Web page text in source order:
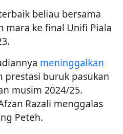
beliau bersama
mara ke final Unifi Piala
meninggalkan
prestasi buruk pasukan
musim 2024/25.
Razali menggalas
Peteh.